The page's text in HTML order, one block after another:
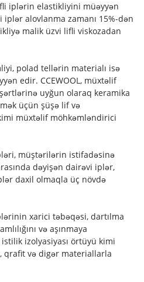
iplərin elastikliyini müəyyən
iplər alovlanma zamanı 15%-dən
malik üzvi lifli viskozadan
polad tellərin materialı isə
edir. CCEWOOL, müxtəlif
uyğun olaraq keramika
üçün şüşə lif və
müxtəlif möhkəmləndirici
müştərilərin istifadəsinə
dəyişən dairəvi iplər,
daxil olmaqla üç növdə
xarici təbəqəsi, dartılma
və aşınmaya
istilik izolyasiyası örtüyü kimi
qrafit və digər materiallarla